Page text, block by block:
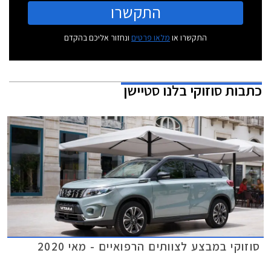
התקשרו
התקשרו או מלאו פרטים ונחזור אליכם בהקדם
כתבותסוזוקי בלנו סטיישן
סוזוקי במבצע לצוותים הרפואיים - מאי 2020